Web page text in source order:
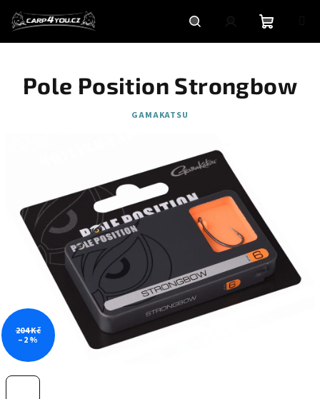
obsah
HledatPřihlášeníNákupní
košík
Pole Position Strongbow
GAMAKATSU
204 Kč
–2 %